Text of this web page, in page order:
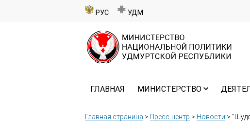
РУС УДМ
ГЛАВНАЯ МИНИСТЕРСТВО
Главная страница > Пресс-центр > Новости >